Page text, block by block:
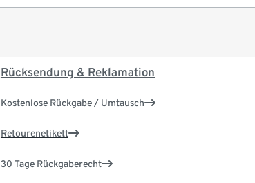
Rücksendung & Reklamation
Kostenlose Rückgabe / Umtausch
Retourenetikett
30 Tage Rückgaberecht